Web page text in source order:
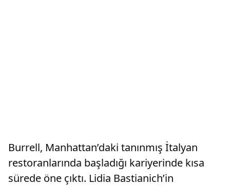
Burrell, Manhattan’daki tanınmış İtalyan
restoranlarında başladığı kariyerinde kısa
sürede öne çıktı. Lidia Bastianich’in